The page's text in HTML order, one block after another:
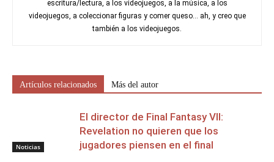
escritura/lectura, a los videojuegos, a la música, a los
videojuegos, a coleccionar figuras y comer queso... ah, y creo que
también a los videojuegos.
Artículos relacionados Más del autor
Noticias
El director de Final Fantasy VII:
Revelation no quieren que los
jugadores piensen en el final